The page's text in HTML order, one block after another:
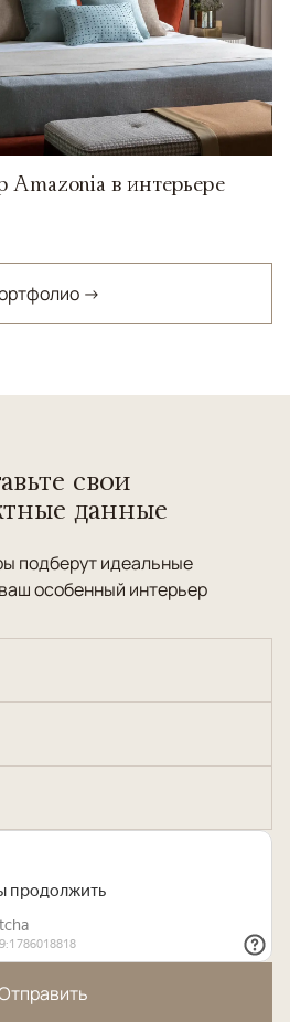
Amazonia в интерьере
→
свои
данные
подберут идеальные
особенный интерьер